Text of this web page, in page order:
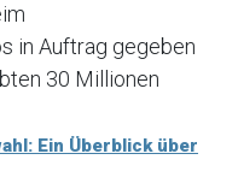
in Auftrag gegeben
30 Millionen
Ein Überblick über